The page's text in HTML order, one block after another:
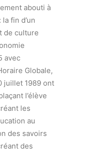
abouti à
fin d’un
de culture
avec
Globale,
juillet 1989 ont
l’élève
les
au
des savoirs
des